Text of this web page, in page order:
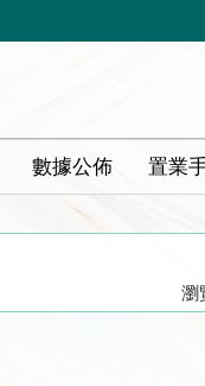
數據公佈 置業
瀏